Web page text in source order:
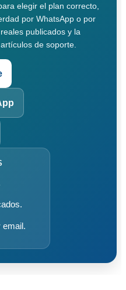
elegir el plan correcto,
por WhatsApp o por
publicados y la
de soporte.
email.